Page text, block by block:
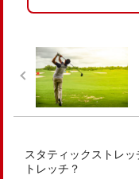
スタティックストレ
トレッチ？